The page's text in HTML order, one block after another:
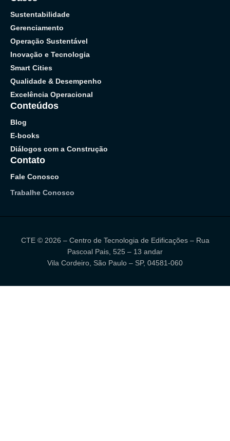
Sustentabilidade
Gerenciamento
Operação Sustentável
Inovação e Tecnologia
Smart Cities
Qualidade & Desempenho
Excelência Operacional
Conteúdos
Blog
E-books
Diálogos com a Construção
Contato
Fale Conosco
Trabalhe Conosco
CTE © 2026 – Centro de Tecnologia de Edificações – Rua
Pascoal Pais, 525 – 13 andar
Vila Cordeiro, São Paulo – SP, 04581-060